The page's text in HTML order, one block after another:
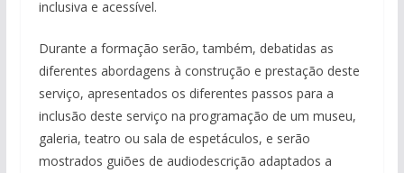
inclusiva e acessível.
Durante a formação serão, também, debatidas as
diferentes abordagens à construção e prestação deste
serviço, apresentados os diferentes passos para a
inclusão deste serviço na programação de um museu,
galeria, teatro ou sala de espetáculos, e serão
mostrados guiões de audiodescrição adaptados a